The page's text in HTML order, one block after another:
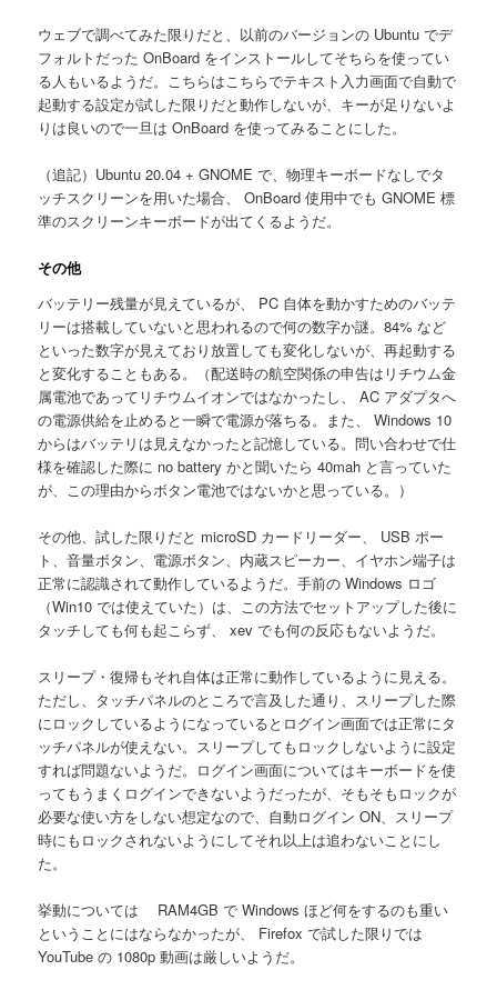
ウェブで調べてみた限りだと、以前のバージョンの Ubuntu でデ
フォルトだった OnBoard をインストールしてそちらを使ってい
る人もいるようだ。こちらはこちらでテキスト入力画面で自動で
起動する設定が試した限りだと動作しないが、キーが足りないよ
りは良いので一旦は OnBoard を使ってみることにした。
（追記）Ubuntu 20.04 + GNOME で、物理キーボードなしでタ
ッチスクリーンを用いた場合、 OnBoard 使用中でも GNOME 標
準のスクリーンキーボードが出てくるようだ。
その他
バッテリー残量が見えているが、 PC 自体を動かすためのバッテ
リーは搭載していないと思われるので何の数字か謎。84% など
といった数字が見えており放置しても変化しないが、再起動する
と変化することもある。（配送時の航空関係の申告はリチウム金
属電池であってリチウムイオンではなかったし、 AC アダプタへ
の電源供給を止めると一瞬で電源が落ちる。また、 Windows 10
からはバッテリは見えなかったと記憶している。問い合わせで仕
様を確認した際に no battery かと聞いたら 40mah と言っていた
が、この理由からボタン電池ではないかと思っている。）
その他、試した限りだと microSD カードリーダー、 USB ポー
ト、音量ボタン、電源ボタン、内蔵スピーカー、イヤホン端子は
正常に認識されて動作しているようだ。手前の Windows ロゴ
（Win10 では使えていた）は、この方法でセットアップした後に
タッチしても何も起こらず、 xev でも何の反応もないようだ。
スリープ・復帰もそれ自体は正常に動作しているように見える。
ただし、タッチパネルのところで言及した通り、スリープした際
にロックしているようになっているとログイン画面では正常にタ
ッチパネルが使えない。スリープしてもロックしないように設定
すれば問題ないようだ。ログイン画面についてはキーボードを使
ってもうまくログインできないようだったが、そもそもロックが
必要な使い方をしない想定なので、自動ログイン ON、スリープ
時にもロックされないようにしてそれ以上は追わないことにし
た。
挙動については RAM4GB で Windows ほど何をするのも重い
ということにはならなかったが、 Firefox で試した限りでは
YouTube の 1080p 動画は厳しいようだ。